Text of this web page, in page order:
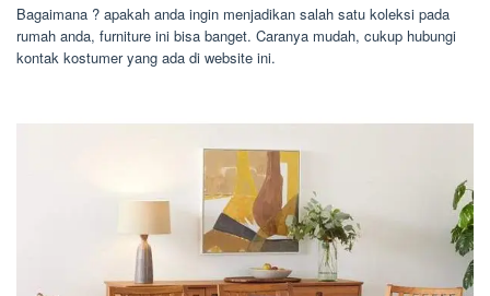
Bagaimana ? apakah anda ingin menjadikan salah satu koleksi pada
rumah anda, furniture ini bisa banget. Caranya mudah, cukup hubungi
kontak kostumer yang ada di website ini.